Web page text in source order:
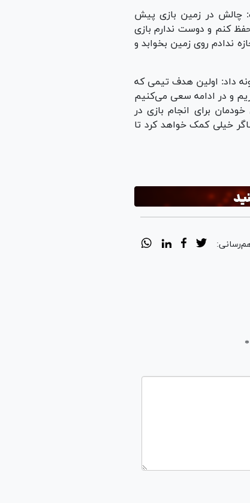
چالش در زمین بازی پیش
کنم و دوست ندارم بازی
ندادم روی زمین بخوابد و
داد: اولین هدف تیمی که
و در ادامه سعی می‌کنیم
برای انجام بازی در
خیلی کمک خواهد کرد تا